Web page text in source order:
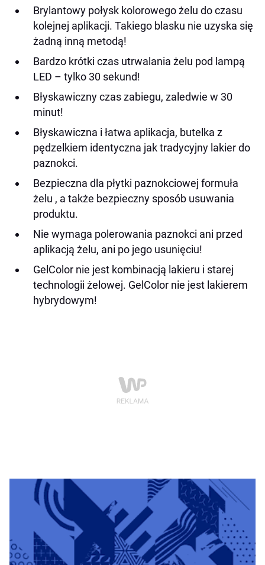
Brylantowy połysk kolorowego żelu do czasu
kolejnej aplikacji. Takiego blasku nie uzyska się
żadną inną metodą!
Bardzo krótki czas utrwalania żelu pod lampą
LED – tylko 30 sekund!
Błyskawiczny czas zabiegu, zaledwie w 30
minut!
Błyskawiczna i łatwa aplikacja, butelka z
pędzelkiem identyczna jak tradycyjny lakier do
paznokci.
Bezpieczna dla płytki paznokciowej formuła
żelu , a także bezpieczny sposób usuwania
produktu.
Nie wymaga polerowania paznokci ani przed
aplikacją żelu, ani po jego usunięciu!
GelColor nie jest kombinacją lakieru i starej
technologii żelowej. GelColor nie jest lakierem
hybrydowym!